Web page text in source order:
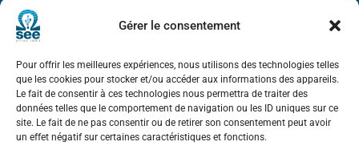
Gérer le consentement
Pour offrir les meilleures expériences, nous utilisons des technologies telles
que les cookies pour stocker et/ou accéder aux informations des appareils.
Le fait de consentir à ces technologies nous permettra de traiter des
données telles que le comportement de navigation ou les ID uniques sur ce
site. Le fait de ne pas consentir ou de retirer son consentement peut avoir
un effet négatif sur certaines caractéristiques et fonctions.
Bicentenaire des découvertes d’André-
Marie Ampère
Mentions légales
N° de SIREN : 785 393 232, Code APE : 9412Z TVA intra-
communautaire : FR44 785 393 232